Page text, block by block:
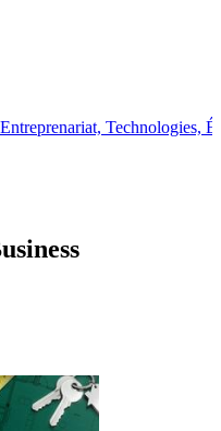
Technologies,